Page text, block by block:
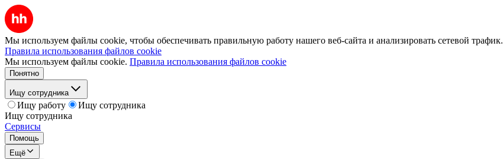
Мы используем файлы cookie, чтобы обеспечивать правильную работу нашего веб-сайта и анализировать сетевой трафик.
Правила использования файлов cookie
Мы используем файлы cookie. Правила использования файлов cookie
Понятно
Ищу сотрудника
Ищу работу
Ищу сотрудника
Ищу сотрудника
Сервисы
Помощь
Ещё